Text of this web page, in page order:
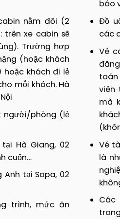
nhâm nhi thưởng thức một
600 bậc đá xanh, Quý
đây, phóng tầm mắt ra bốn
chỉ muốn giữ cho riêng
phòng sau đó ăn trưa và
đưa Quý khách đi thăm
thác Tiên Sa. Thưởng
chơi. Quý khách có thể đitắm
khỏe (phí tự túc). Nghỉ đêm
(Hoàn Kiếm). Kết thúc
nằm đôi (2
xe cabin sẽ
Trường hợp
(hoặc khách
khách đi lẻ
mỗi khách. Hà
người/phòng (lẻ
Hà Giang, 02
cuốn…
Anh tại Sapa, 02
trình, mức ăn
báo
Đồ
các
Vé
viên
mà
Vé
là
Các